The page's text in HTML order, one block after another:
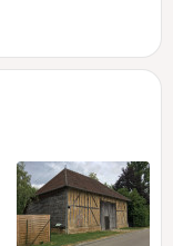
et prés.